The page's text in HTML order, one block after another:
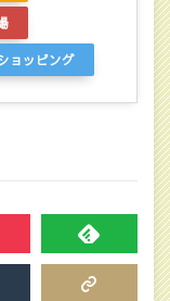
ョッピング
FEEDLY